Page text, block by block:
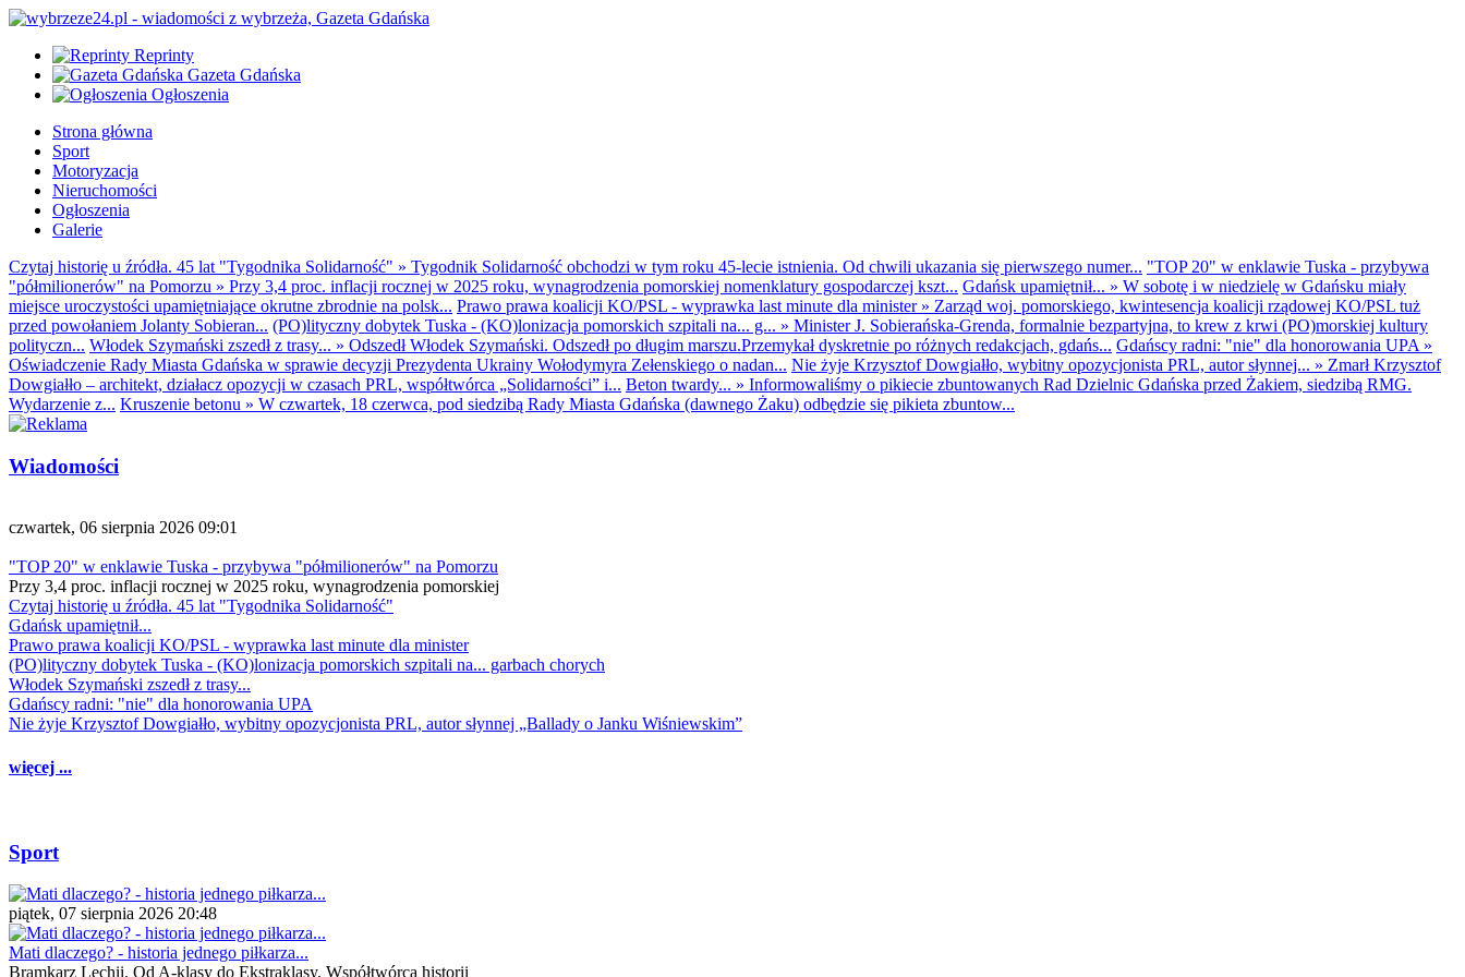
Reprinty
Gazeta Gdańska
Ogłoszenia
Strona główna
Sport
Motoryzacja
Nieruchomości
Ogłoszenia
Galerie
Czytaj historię u źródła. 45 lat "Tygodnika Solidarność" » Tygodnik Solidarność obchodzi w tym roku 45-lecie istnienia. Od chwili ukazania się pierwszego numer... "TOP 20" w enklawie Tuska - przybywa
"półmilionerów" na Pomorzu » Przy 3,4 proc. inflacji rocznej w 2025 roku, wynagrodzenia pomorskiej nomenklatury gospodarczej kszt... Gdańsk upamiętnił... » W sobotę i w niedzielę w Gdańsku miały
miejsce uroczystości upamiętniające okrutne zbrodnie na polsk... Prawo prawa koalicji KO/PSL - wyprawka last minute dla minister» Zarząd woj. pomorskiego, kwintesencja koalicji rządowej KO/PSL tuż
przed powołaniem Jolanty Sobieran... (PO)lityczny dobytek Tuska - (KO)lonizacja pomorskich szpitali na... g... » Minister J. Sobierańska-Grenda, formalnie bezpartyjna, to krew z krwi (PO)morskiej kultury
polityczn... Włodek Szymański zszedł z trasy... » Odszedł Włodek Szymański. Odszedł po długim marszu.Przemykał dyskretnie po różnych redakcjach, gdańs... Gdańscy radni: "nie" dla honorowania UPA »
Oświadczenie Rady Miasta Gdańska w sprawie decyzji Prezydenta Ukrainy Wołodymyra Zełenskiego o nadan... Nie żyje Krzysztof Dowgiałło, wybitny opozycjonista PRL, autor słynnej... » Zmarł Krzysztof
Dowgiałło – architekt, działacz opozycji w czasach PRL, współtwórca „Solidarności” i... Beton twardy... » Informowaliśmy o pikiecie zbuntowanych Rad Dzielnic Gdańska przed Żakiem, siedzibą RMG.
Wydarzenie z... Kruszenie betonu » W czwartek, 18 czerwca, pod siedzibą Rady Miasta Gdańska (dawnego Żaku) odbędzie się pikieta zbuntow...
Wiadomości
czwartek, 06 sierpnia 2026 09:01
"TOP 20" w enklawie Tuska - przybywa "półmilionerów" na Pomorzu
Przy 3,4 proc. inflacji rocznej w 2025 roku, wynagrodzenia pomorskiej
Czytaj historię u źródła. 45 lat "Tygodnika Solidarność"
Gdańsk upamiętnił...
Prawo prawa koalicji KO/PSL - wyprawka last minute dla minister
(PO)lityczny dobytek Tuska - (KO)lonizacja pomorskich szpitali na... garbach chorych
Włodek Szymański zszedł z trasy...
Gdańscy radni: "nie" dla honorowania UPA
Nie żyje Krzysztof Dowgiałło, wybitny opozycjonista PRL, autor słynnej „Ballady o Janku Wiśniewskim”
więcej ...
Sport
piątek, 07 sierpnia 2026 20:48
Mati dlaczego? - historia jednego piłkarza...
Bramkarz Lechii. Od A-klasy do Ekstraklasy. Współtwórca historii